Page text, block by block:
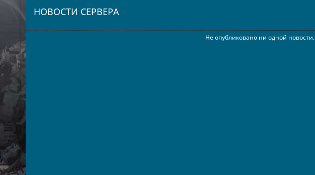
НОВОСТИ СЕРВЕРА
Не опубликовано ни одной новости.